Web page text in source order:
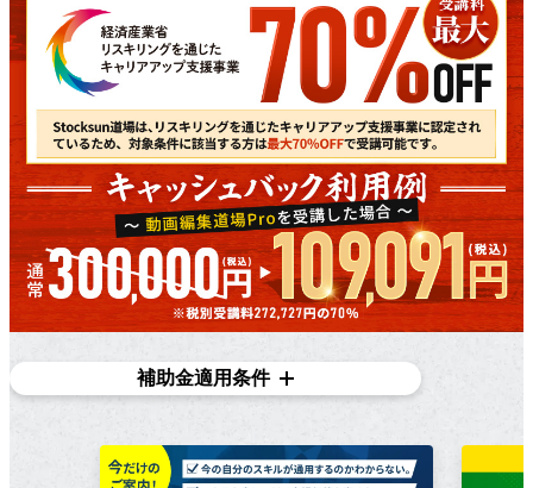
補助金適用条件
対象条件